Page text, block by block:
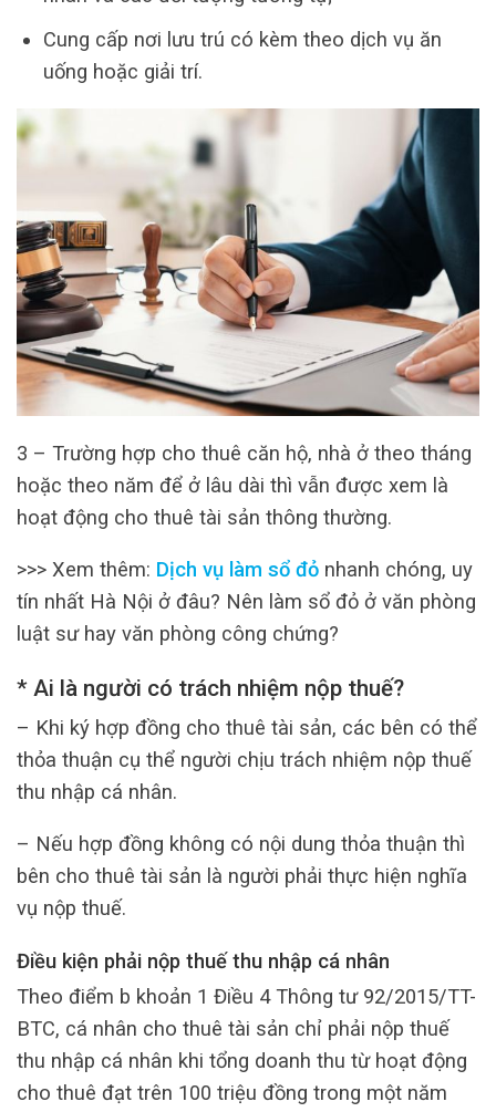
Cung cấp nơi lưu trú có kèm theo dịch vụ ăn
uống hoặc giải trí.
3 – Trường hợp cho thuê căn hộ, nhà ở theo tháng
hoặc theo năm để ở lâu dài thì vẫn được xem là
hoạt động cho thuê tài sản thông thường.
>>> Xem thêm: Dịch vụ làm sổ đỏ nhanh chóng, uy
tín nhất Hà Nội ở đâu? Nên làm sổ đỏ ở văn phòng
luật sư hay văn phòng công chứng?
* Ai là người có trách nhiệm nộp thuế?
– Khi ký hợp đồng cho thuê tài sản, các bên có thể
thỏa thuận cụ thể người chịu trách nhiệm nộp thuế
thu nhập cá nhân.
– Nếu hợp đồng không có nội dung thỏa thuận thì
bên cho thuê tài sản là người phải thực hiện nghĩa
vụ nộp thuế.
Điều kiện phải nộp thuế thu nhập cá nhân
Theo điểm b khoản 1 Điều 4 Thông tư 92/2015/TT-
BTC, cá nhân cho thuê tài sản chỉ phải nộp thuế
thu nhập cá nhân khi tổng doanh thu từ hoạt động
cho thuê đạt trên 100 triệu đồng trong một năm